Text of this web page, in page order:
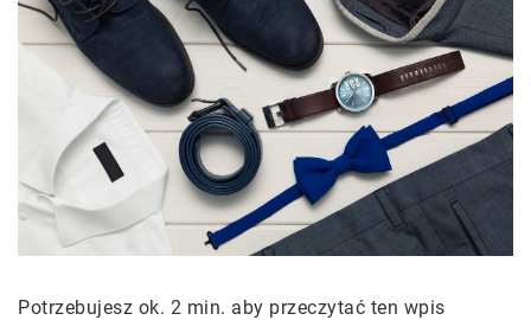
Potrzebujesz ok. 2 min. aby przeczytać ten wpis